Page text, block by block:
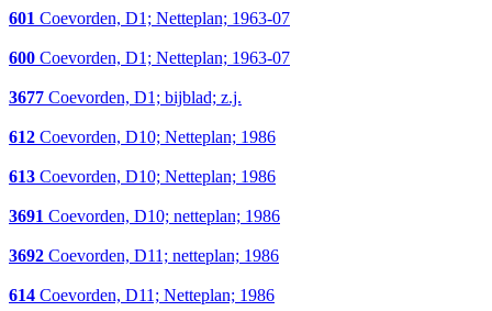
601 Coevorden, D1; Netteplan; 1963-07
600 Coevorden, D1; Netteplan; 1963-07
3677 Coevorden, D1; bijblad; z.j.
612 Coevorden, D10; Netteplan; 1986
613 Coevorden, D10; Netteplan; 1986
3691 Coevorden, D10; netteplan; 1986
3692 Coevorden, D11; netteplan; 1986
614 Coevorden, D11; Netteplan; 1986